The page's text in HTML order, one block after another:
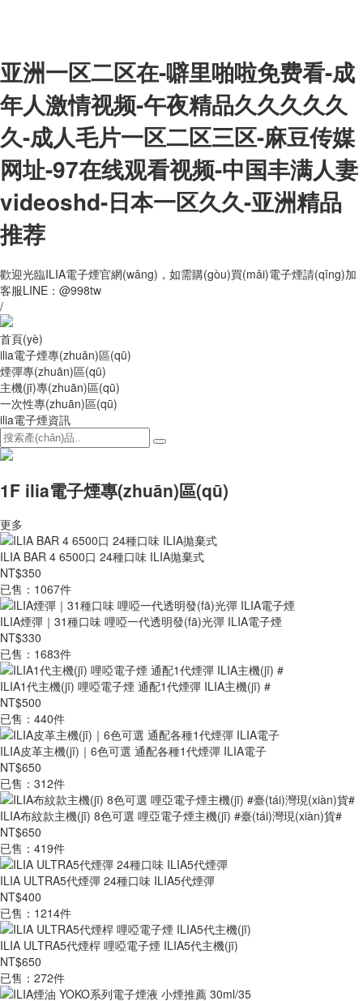
亚洲一区二区在-噼里啪啦免费看-成
年人激情视频-午夜精品久久久久久
久-成人毛片一区二区三区-麻豆传媒
网址-97在线观看视频-中国丰满人妻
videoshd-日本一区久久-亚洲精品
推荐
歡迎光臨ILIA電子煙官網(wǎng)，如需購(gòu)買(mǎi)電子煙請(qǐng)加
客服LINE：@998tw
/
首頁(yè)
ilia電子煙專(zhuān)區(qū)
煙彈專(zhuān)區(qū)
主機(jī)專(zhuān)區(qū)
一次性專(zhuān)區(qū)
ilia電子煙資訊
1F ilia電子煙專(zhuān)區(qū)
更多
ILIA BAR 4 6500口 24種口味 ILIA拋棄式
NT$350
已售：1067件
ILIA煙彈｜31種口味 哩啞一代透明發(fā)光彈 ILIA電子煙
NT$330
已售：1683件
ILIA1代主機(jī) 哩啞電子煙 通配1代煙彈 ILIA主機(jī) #
NT$500
已售：440件
ILIA皮革主機(jī)｜6色可選 通配各種1代煙彈 ILIA電子
NT$650
已售：312件
ILIA布紋款主機(jī) 8色可選 哩亞電子煙主機(jī) #臺(tái)灣現(xiàn)貨#
NT$650
已售：419件
ILIA ULTRA5代煙彈 24種口味 ILIA5代煙彈
NT$400
已售：1214件
ILIA ULTRA5代煙桿 哩啞電子煙 ILIA5代主機(jī)
NT$650
已售：272件